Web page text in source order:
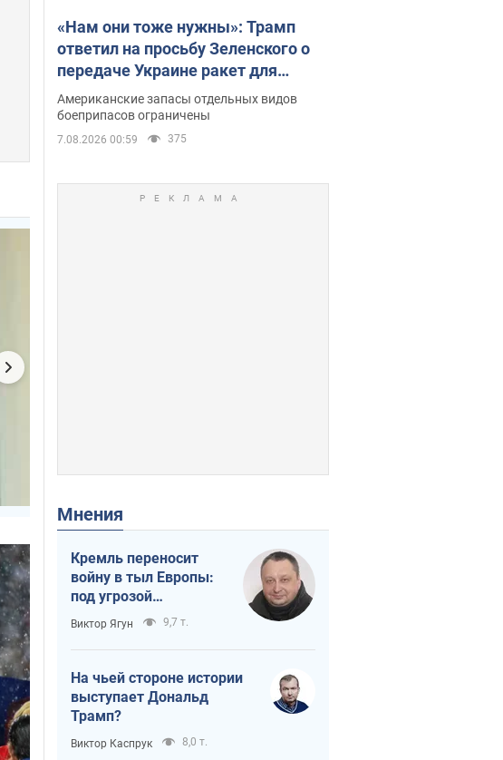
«Нам они тоже нужны»: Трамп
ответил на просьбу Зеленского о
передаче Украине ракет для
Patriot
Американские запасы отдельных видов
боеприпасов ограничены
7.08.2026 00:59 375
Мнения
Кремль переносит
войну в тыл Европы:
под угрозой
критическая
логистика
Виктор Ягун 9,7 т.
На чьей стороне истории
выступает Дональд
Трамп?
Виктор Каспрук 8,0 т.